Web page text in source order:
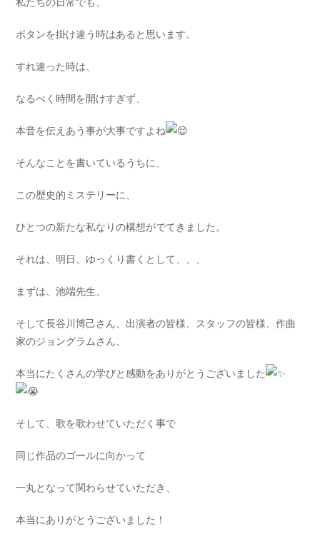
ボタンを掛け違う時はあると思います。
すれ違った時は、
なるべく時間を開けすぎず、
本音を伝えあう事が大事ですよね
そんなことを書いているうちに、
この歴史的ミステリーに、
ひとつの新たな私なりの構想がでてきました。
それは、明日、ゆっくり書くとして、、、
まずは、池端先生、
そして長谷川博己さん、出演者の皆様、スタッフの皆様、作曲
家のジョングラムさん、
本当にたくさんの学びと感動をありがとうございました
そして、歌を歌わせていただく事で
同じ作品のゴールに向かって
一丸となって関わらせていただき、
本当にありがとうございました！